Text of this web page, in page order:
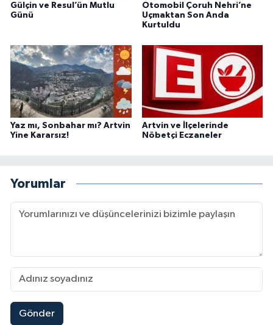
Gülçin ve Resul’ün Mutlu
Günü
Otomobil Çoruh Nehri’ne
Uçmaktan Son Anda
Kurtuldu
Yaz mı, Sonbahar mı? Artvin
Yine Kararsız!
Artvin ve İlçelerinde
Nöbetçi Eczaneler
Yorumlar
Gönder